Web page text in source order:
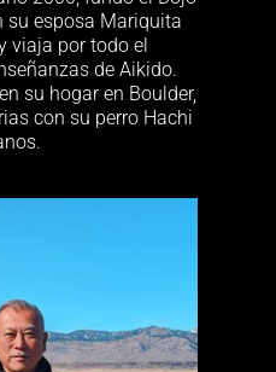
su esposa Mariquita
viaja por todo el
de Aikido.
su hogar en Boulder,
con su perro Hachi